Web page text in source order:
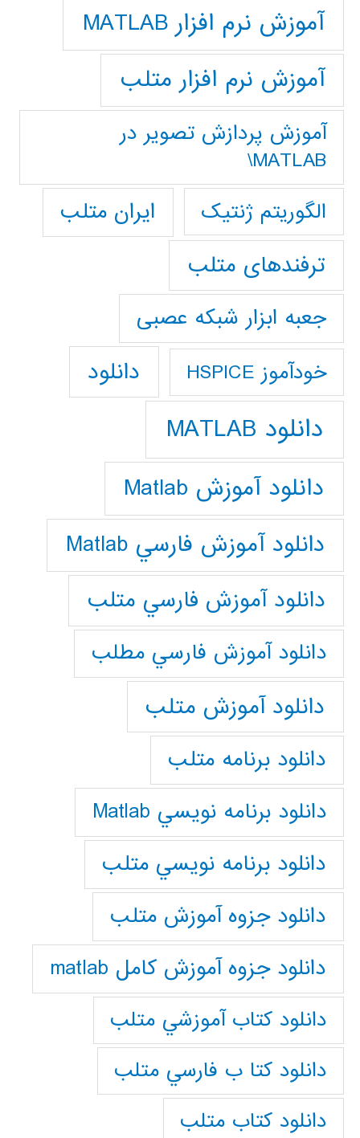
آموزش نرم افزار MATLAB
آموزش نرم افزار متلب
آموزش پردازش تصوير در
MATLAB\
الگوریتم ژنتیک
ایران متلب
ترفندهای متلب
جعبه ابزار شبکه عصبی
خودآموز HSPICE دانلود
دانلود MATLAB
دانلود آموزش Matlab
دانلود آموزش فارسي Matlab
دانلود آموزش فارسي متلب
دانلود آموزش فارسي مطلب
دانلود آموزش متلب
دانلود برنامه متلب
دانلود برنامه نويسي Matlab
دانلود برنامه نويسي متلب
دانلود جزوه آموزش متلب
دانلود جزوه آموزش کامل matlab
دانلود كتاب آموزشي متلب
دانلود كتا ب فارسي متلب
دانلود كتاب متلب